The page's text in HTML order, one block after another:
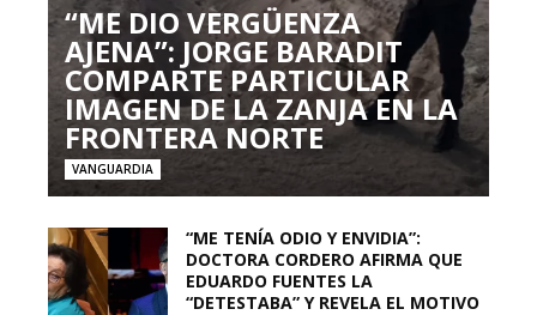
“ME DIO VERGÜENZA
AJENA”: JORGE BARADIT
COMPARTE PARTICULAR
IMAGEN DE LA ZANJA EN LA
FRONTERA NORTE
VANGUARDIA
“ME TENÍA ODIO Y ENVIDIA”:
DOCTORA CORDERO AFIRMA QUE
EDUARDO FUENTES LA
“DETESTABA” Y REVELA EL MOTIVO